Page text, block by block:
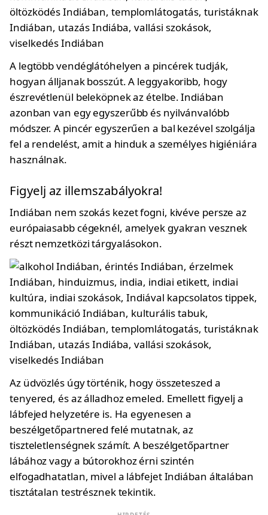
A legtöbb vendéglátóhelyen a pincérek tudják,
hogyan álljanak bosszút. A leggyakoribb, hogy
észrevétlenül beleköpnek az ételbe. Indiában
azonban van egy egyszerűbb és nyilvánvalóbb
módszer. A pincér egyszerűen a bal kezével szolgálja
fel a rendelést, amit a hinduk a személyes higiéniára
használnak.
Figyelj az illemszabályokra!
Indiában nem szokás kezet fogni, kivéve persze az
európaiasabb cégeknél, amelyek gyakran vesznek
részt nemzetközi tárgyalásokon.
Az üdvözlés úgy történik, hogy összeteszed a
tenyered, és az álladhoz emeled. Emellett figyelj a
lábfejed helyzetére is. Ha egyenesen a
beszélgetőpartnered felé mutatnak, az
tiszteletlenségnek számít. A beszélgetőpartner
lábához vagy a bútorokhoz érni szintén
elfogadhatatlan, mivel a lábfejet Indiában általában
tisztátalan testrésznek tekintik.